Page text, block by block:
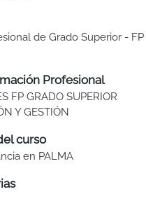
de Grado Superior -
Profesional
FP GRADO SUPERIOR
Y GESTIÓN
curso
en PALMA